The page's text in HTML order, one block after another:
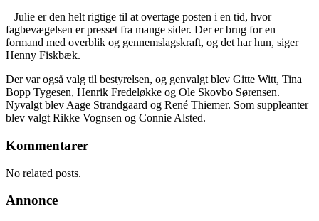
– Julie er den helt rigtige til at overtage posten i en tid, hvor
fagbevægelsen er presset fra mange sider. Der er brug for en
formand med overblik og gennemslagskraft, og det har hun, siger
Henny Fiskbæk.
Der var også valg til bestyrelsen, og genvalgt blev Gitte Witt, Tina
Bopp Tygesen, Henrik Fredeløkke og Ole Skovbo Sørensen.
Nyvalgt blev Aage Strandgaard og René Thiemer. Som suppleanter
blev valgt Rikke Vognsen og Connie Alsted.
Kommentarer
No related posts.
Annonce